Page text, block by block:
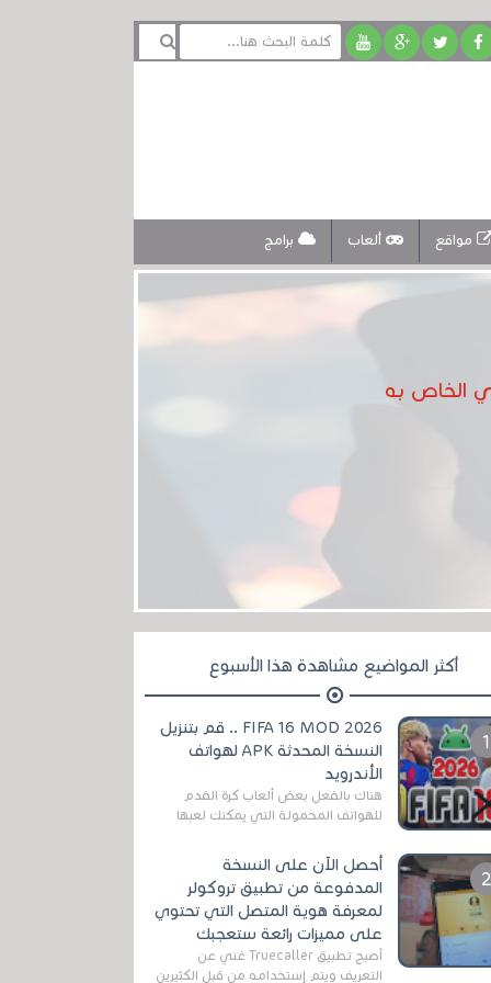
مواقع ألعاب برامج
أكثر المواضيع مشاهدة هذا الأسبوع
FIFA 16 MOD 2026 .. قم بتنزيل
النسخة المحدثة APK لهواتف
الأندرويد
هناك بالفعل بعض ألعاب كرة القدم
للهواتف المحمولة التي يمكنك لعبها
مثل EA Sports ...
أحصل الآن على النسخة
المدفوعة من تطبيق تروكولر
لمعرفة هوية المتصل التي تحتوي
على مميزات رائعة ستعجبك
أصبح تطبيق Truecaller غني عن
التعريف ويتم إستخدامه من قبل الكثيرين